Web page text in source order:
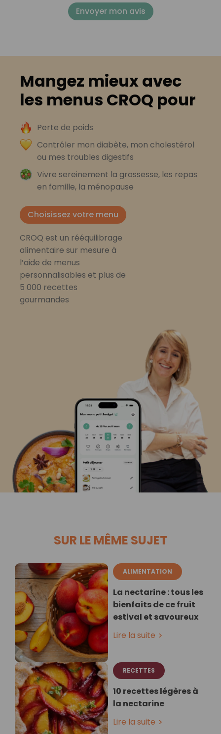
Envoyer mon avis
Mangez mieux avec
les menus CROQ pour
Perte de poids
Contrôler mon diabète, mon cholestérol
ou mes troubles digestifs
Vivre sereinement la grossesse, les repas
en famille, la ménopause
Choisissez votre menu
CROQ est un rééquilibrage
alimentaire sur mesure à
l’aide de menus
personnalisables et plus de
5 000 recettes
gourmandes
SUR LE MÊME SUJET
ALIMENTATION
La nectarine : tous les
bienfaits de ce fruit
estival et savoureux
Lire la suite
RECETTES
10 recettes légères à
la nectarine
Lire la suite